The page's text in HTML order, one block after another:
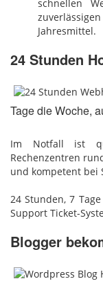
schnellen
Jahresmittel.
24 Stunden
Tage die Woche,
Im Notfall ist
Rechenzentren
und kompetent bei
24 Stunden, 7
Support Ticket-
Blogger